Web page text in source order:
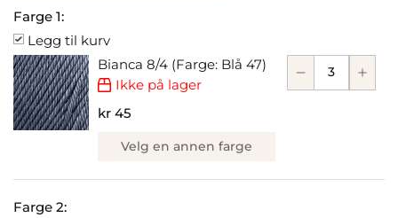
Farge 1:
Legg til kurv
Bianca 8/4 (Farge: Blå 47)
Ikke på lager
kr 45
Velg en annen farge
Farge 2: